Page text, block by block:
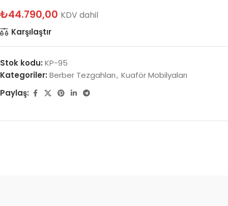
₺44.790,00 KDV dahil
Karşılaştır
Stok kodu: KP-95
Kategoriler: Berber Tezgahları, Kuaför Mobilyaları
Paylaş: